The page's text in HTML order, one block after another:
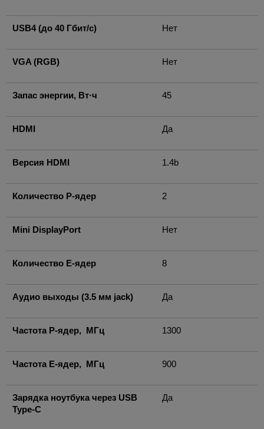
USB4 (до 40 Гбит/с) Нет
VGA (RGB) Нет
Запас энергии, Вт·ч 45
HDMI Да
Версия HDMI 1.4b
Количество P-ядер 2
Mini DisplayPort Нет
Количество E-ядер 8
Аудио выходы (3.5 мм jack) Да
Частота P-ядер, МГц 1300
Частота E-ядер, МГц 900
Зарядка ноутбука через USB
Type-C
Да